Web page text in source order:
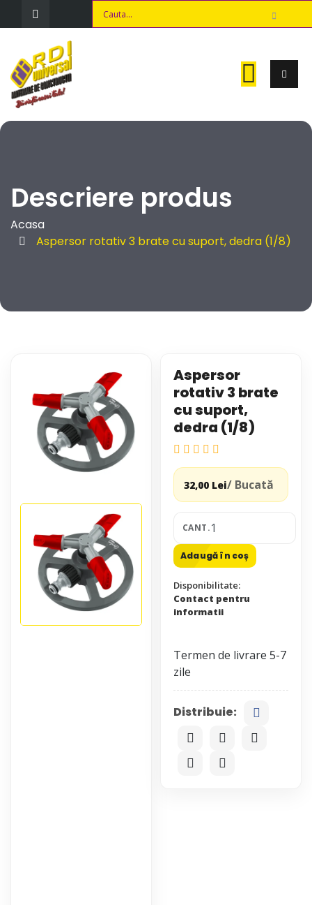
Descriere produs
Acasa
Aspersor rotativ 3 brate cu suport, dedra (1/8)
Aspersor
rotativ 3 brate
cu suport,
dedra (1/8)
32,00 Lei/ Bucată
CANT.
Adaugă în coș
Disponibilitate:
Contact pentru
informatii
Termen de livrare 5-7
Distribuie: